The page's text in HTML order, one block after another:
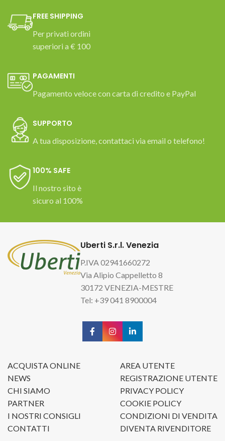
FREE SHIPPING
Per privati ordini
superiori a € 100
PAGAMENTI
Pagamento veloce con carta di credito e PayPal
SUPPORTO
A tua disposizione, contattaci via email o telefono!
100% SAFE
Il nostro sito è
sicuro al 100%
Uberti S.r.l. Venezia
P.IVA 02941660272
Via Alipio Cappelletto 8
30172 VENEZIA-MESTRE
Tel: +39 041 8900004
ACQUISTA ONLINE
NEWS
CHI SIAMO
PARTNER
I NOSTRI CONSIGLI
CONTATTI
AREA UTENTE
REGISTRAZIONE UTENTE
PRIVACY POLICY
COOKIE POLICY
CONDIZIONI DI VENDITA
DIVENTA RIVENDITORE